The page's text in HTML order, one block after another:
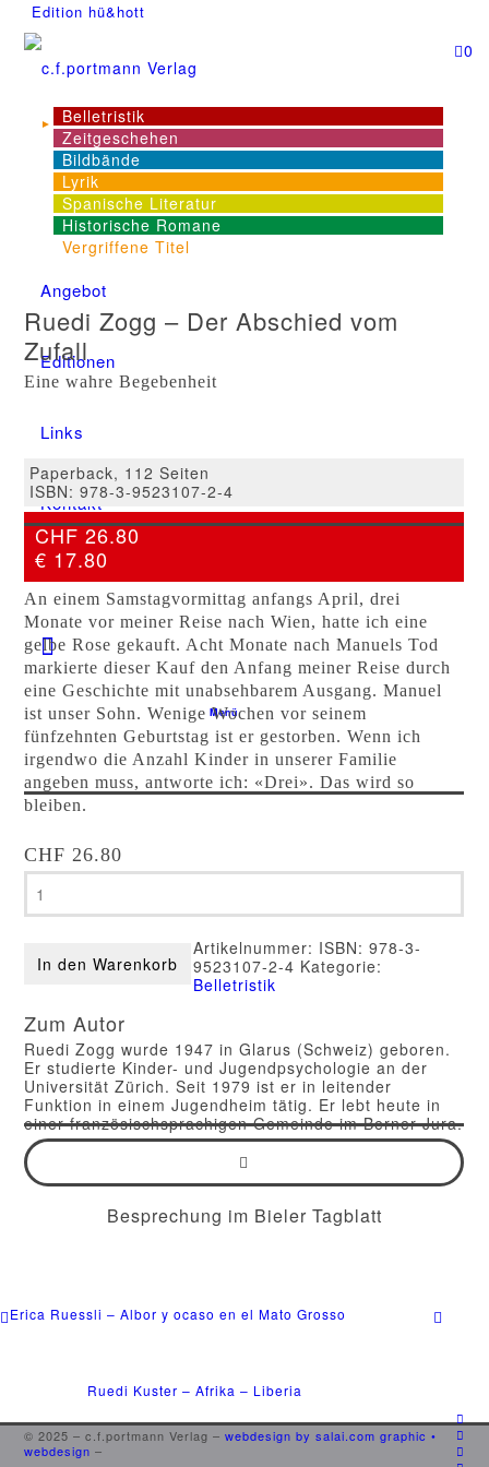
Edition hü&hott
0
NEWS
Dienstleistungen
Angebot
Editionen
Links
Kontakt
CFP-SHOP
Menü
Belletristik
Zeitgeschehen
Bildbände
Lyrik
Spanische Literatur
Historische Romane
Vergriffene Titel
Ruedi Zogg – Der Abschied vom
Zufall
Eine wahre Begebenheit
Paperback, 112 Seiten
ISBN: 978-3-9523107-2-4
CHF 26.80
€ 17.80
An einem Samstagvormittag anfangs April, drei
Monate vor meiner Reise nach Wien, hatte ich eine
gelbe Rose gekauft. Acht Monate nach Manuels Tod
markierte dieser Kauf den Anfang meiner Reise durch
eine Geschichte mit unabsehbarem Ausgang. Manuel
ist unser Sohn. Wenige Wochen vor seinem
fünfzehnten Geburtstag ist er gestorben. Wenn ich
irgendwo die Anzahl Kinder in unserer Familie
angeben muss, antworte ich: «Drei». Das wird so
bleiben.
CHF 26.80
Ruedi
Zogg
-
Abschied
vom
In den Warenkorb
Artikelnummer: ISBN: 978-3-
9523107-2-4 Kategorie:
Belletristik
Zum Autor
Ruedi Zogg wurde 1947 in Glarus (Schweiz) geboren.
Er studierte Kinder- und Jugendpsychologie an der
Universität Zürich. Seit 1979 ist er in leitender
Funktion in einem Jugendheim tätig. Er lebt heute in
einer französischsprachigen Gemeinde im Berner Jura.
Besprechung im Bieler Tagblatt
© 2025 – c.f.portmann Verlag –webdesign by salai.com graphic •
webdesign –
Erica Ruessli – Albor y ocaso en el Mato Grosso
Ruedi Kuster – Afrika – Liberia